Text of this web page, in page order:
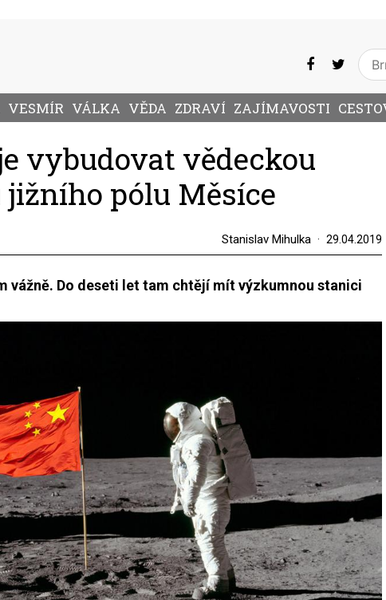
VESMÍR VÁLKA VĚDA ZDRAVÍ ZAJÍMAVOSTI
vybudovat vědeckou
pólu Měsíce
Stanislav Mihulka 29.04.2019
vážně. Do deseti let tam chtějí mít výzkumnou stanici